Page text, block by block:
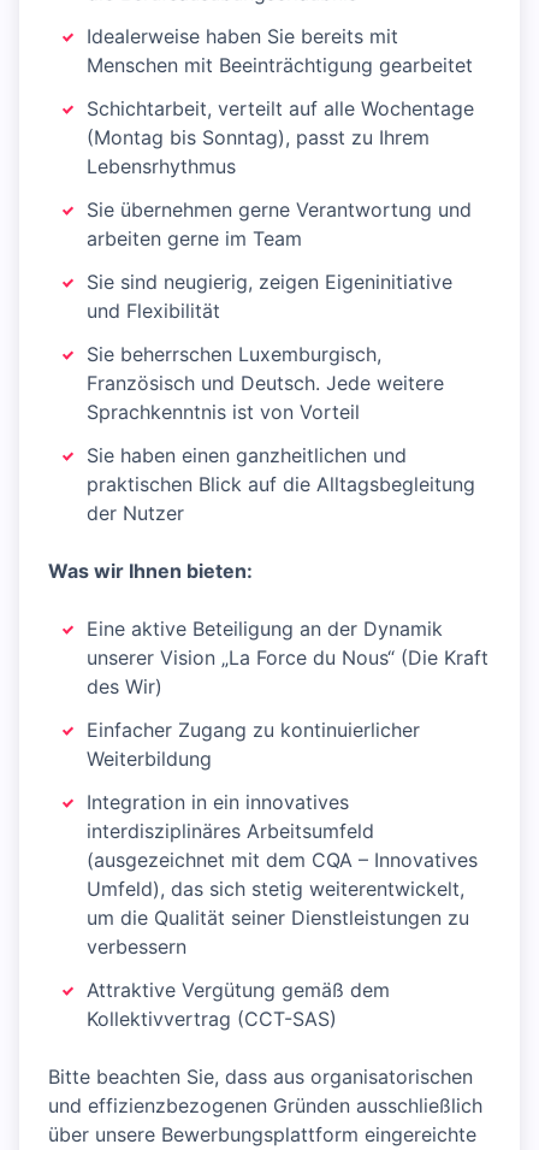
Idealerweise haben Sie bereits mit
Menschen mit Beeinträchtigung gearbeitet
Schichtarbeit, verteilt auf alle Wochentage
(Montag bis Sonntag), passt zu Ihrem
Lebensrhythmus
Sie übernehmen gerne Verantwortung und
arbeiten gerne im Team
Sie sind neugierig, zeigen Eigeninitiative
und Flexibilität
Sie beherrschen Luxemburgisch,
Französisch und Deutsch. Jede weitere
Sprachkenntnis ist von Vorteil
Sie haben einen ganzheitlichen und
praktischen Blick auf die Alltagsbegleitung
der Nutzer
Was wir Ihnen bieten:
Eine aktive Beteiligung an der Dynamik
unserer Vision „La Force du Nous“ (Die Kraft
des Wir)
Einfacher Zugang zu kontinuierlicher
Weiterbildung
Integration in ein innovatives
interdisziplinäres Arbeitsumfeld
(ausgezeichnet mit dem CQA – Innovatives
Umfeld), das sich stetig weiterentwickelt,
um die Qualität seiner Dienstleistungen zu
verbessern
Attraktive Vergütung gemäß dem
Kollektivvertrag (CCT-SAS)
Bitte beachten Sie, dass aus organisatorischen
und effizienzbezogenen Gründen ausschließlich
über unsere Bewerbungsplattform eingereichte